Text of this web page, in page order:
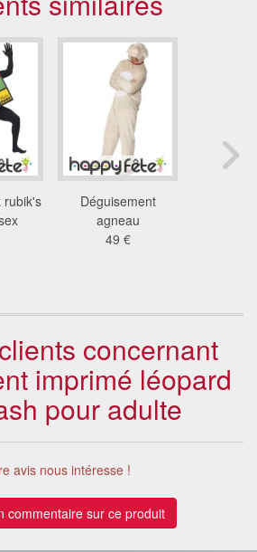
rubik's
Déguisement
agneau
49 €
concernant
imprimé léopard
pour adulte
avis nous intéresse !
commentaire sur ce produit